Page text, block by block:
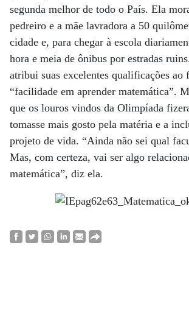
segunda melhor de todo o País. Ela
pedreiro e a mãe lavradora a 50
cidade e, para chegar à escola
hora e meia de ônibus por estradas
atribui suas excelentes qualificações ao
“facilidade em aprender matemática”.
que os louros vindos da Olimpíada
tomasse mais gosto pela matéria e a
projeto de vida. “Ainda não sei qual
Mas, com certeza, vai ser algo
matemática”, diz ela.